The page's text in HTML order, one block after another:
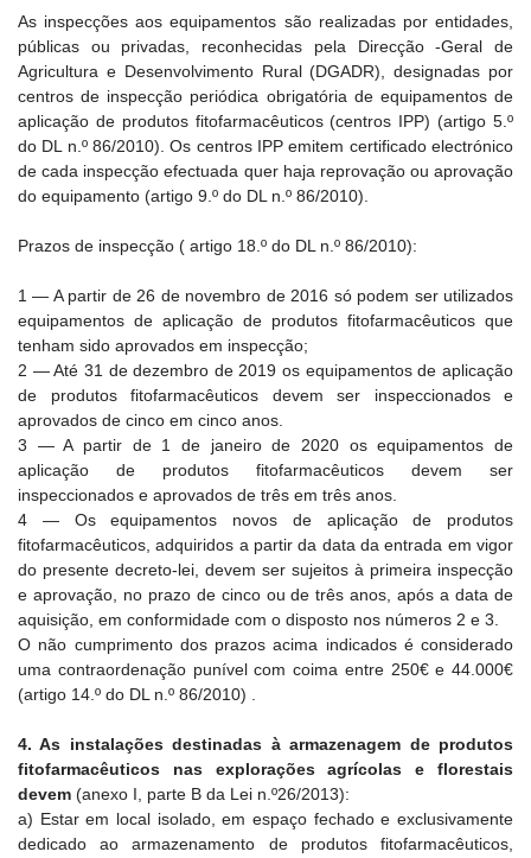
As inspecções aos equipamentos são realizadas por entidades,
públicas ou privadas, reconhecidas pela Direcção -Geral de
Agricultura e Desenvolvimento Rural (DGADR), designadas por
centros de inspecção periódica obrigatória de equipamentos de
aplicação de produtos fitofarmacêuticos (centros IPP) (artigo 5.º
do DL n.º 86/2010). Os centros IPP emitem certificado electrónico
de cada inspecção efectuada quer haja reprovação ou aprovação
do equipamento (artigo 9.º do DL n.º 86/2010).
Prazos de inspecção ( artigo 18.º do DL n.º 86/2010):
1 — A partir de 26 de novembro de 2016 só podem ser utilizados
equipamentos de aplicação de produtos fitofarmacêuticos que
tenham sido aprovados em inspecção;
2 — Até 31 de dezembro de 2019 os equipamentos de aplicação
de produtos fitofarmacêuticos devem ser inspeccionados e
aprovados de cinco em cinco anos.
3 — A partir de 1 de janeiro de 2020 os equipamentos de
aplicação de produtos fitofarmacêuticos devem ser
inspeccionados e aprovados de três em três anos.
4 — Os equipamentos novos de aplicação de produtos
fitofarmacêuticos, adquiridos a partir da data da entrada em vigor
do presente decreto-lei, devem ser sujeitos à primeira inspecção
e aprovação, no prazo de cinco ou de três anos, após a data de
aquisição, em conformidade com o disposto nos números 2 e 3.
O não cumprimento dos prazos acima indicados é considerado
uma contraordenação punível com coima entre 250€ e 44.000€
(artigo 14.º do DL n.º 86/2010) .
4. As instalações destinadas à armazenagem de produtos
fitofarmacêuticos nas explorações agrícolas e florestais
devem (anexo I, parte B da Lei n.º26/2013):
a) Estar em local isolado, em espaço fechado e exclusivamente
dedicado ao armazenamento de produtos fitofarmacêuticos,